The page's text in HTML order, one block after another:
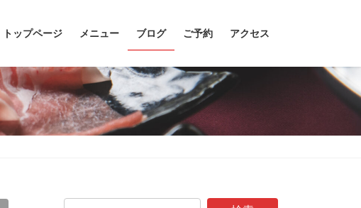
トップページ メニュー ブログ ご予約 アクセス